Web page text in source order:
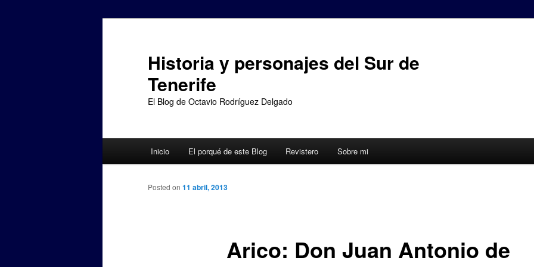
Historia y personajes del Sur de
Tenerife
El Blog de Octavio Rodríguez Delgado
Inicio El porqué de este Blog Revistero Sobre mi
Arico: Don Juan Antonio de
Posted on 11 abril, 2013